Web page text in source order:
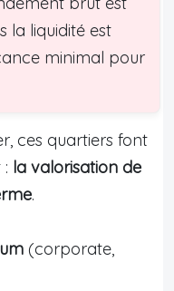
la liquidité est
minimal pour
ces quartiers font
la valorisation de
.
(corporate,